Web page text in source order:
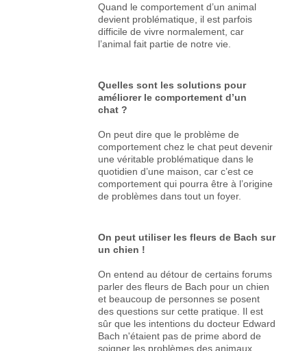
Quand le comportement d’un animal
devient problématique, il est parfois
difficile de vivre normalement, car
l’animal fait partie de notre vie.
Quelles sont les solutions pour
améliorer le comportement d’un
chat ?
On peut dire que le problème de
comportement chez le chat peut devenir
une véritable problématique dans le
quotidien d’une maison, car c’est ce
comportement qui pourra être à l’origine
de problèmes dans tout un foyer.
On peut utiliser les fleurs de Bach sur
un chien !
On entend au détour de certains forums
parler des fleurs de Bach pour un chien
et beaucoup de personnes se posent
des questions sur cette pratique. Il est
sûr que les intentions du docteur Edward
Bach n'étaient pas de prime abord de
soigner les problèmes des animaux...